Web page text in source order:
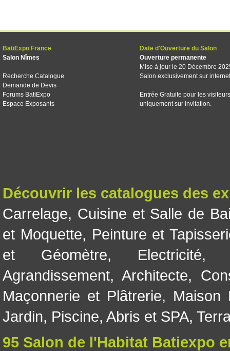
BatiExpo France
Salon Nîmes
Recherche Catalogue
Demande de Devis
Forums BatiExpo
Espace Exposants
Date d'Ouverture du Salon
Ouverture permanente
Mise à jour le 20 Décembre
Salon exclusivement sur internet
Entrée Gratuite pour les visiteurs
uniquement sur invitation.
Découvrir les catalogues des
Carrelage, Cuisine et Salle de
et Moquette, Peinture et
et Géomètre, Electricité
Agrandissement, Architecte,
Maçonnerie et Plâtrerie, Maison
Jardin, Piscine, Abris et SPA,
95 Salon de l'Habitat Batiexpo